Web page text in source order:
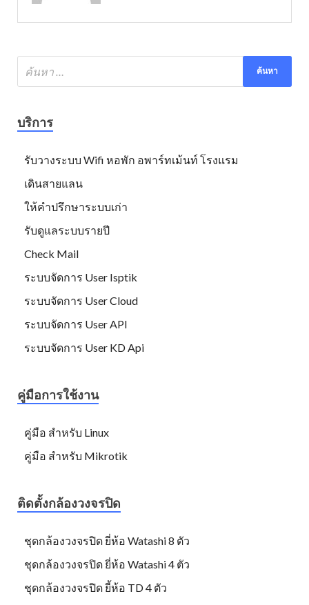
บริการ
รับวางระบบ Wifi หอพัก อพาร์ทเม้นท์ โรงแรม
เดินสายแลน
ให้คำปรึกษาระบบเก่า
รับดูแลระบบรายปี
Check Mail
ระบบจัดการ User Isptik
ระบบจัดการ User Cloud
ระบบจัดการ User API
ระบบจัดการ User KD Api
คู่มือการใช้งาน
คู่มือ สำหรับ Linux
คู่มือ สำหรับ Mikrotik
ติดตั้งกล้องวงจรปิด
ชุดกล้องวงจรปิด ยี่ห้อ Watashi 8 ตัว
ชุดกล้องวงจรปิด ยี่ห้อ Watashi 4 ตัว
ชุดกล้องวงจรปิด ยี้ห้อ TD 4 ตัว